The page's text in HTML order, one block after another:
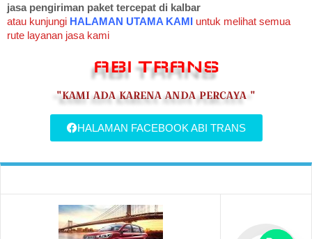
jasa pengiriman paket tercepat di kalbar
atau kunjungi HALAMAN UTAMA KAMI untuk melihat semua
rute layanan jasa kami
ABI TRANS
"KAMI ADA KARENA ANDA PERCAYA "
HALAMAN FACEBOOK ABI TRANS